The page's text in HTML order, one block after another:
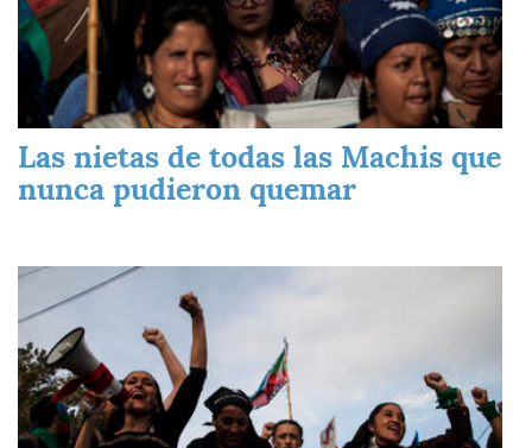
Las nietas de todas las Machis que
nunca pudieron quemar
Imagen